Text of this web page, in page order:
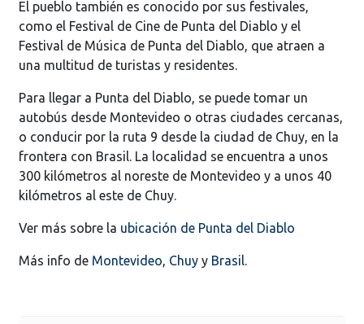
El pueblo también es conocido por sus festivales,
como el Festival de Cine de Punta del Diablo y el
Festival de Música de Punta del Diablo, que atraen a
una multitud de turistas y residentes.
Para llegar a Punta del Diablo, se puede tomar un
autobús desde Montevideo o otras ciudades cercanas,
o conducir por la ruta 9 desde la ciudad de Chuy, en la
frontera con Brasil. La localidad se encuentra a unos
300 kilómetros al noreste de Montevideo y a unos 40
kilómetros al este de Chuy.
Ver más sobre la ubicación de Punta del Diablo
Más info de Montevideo, Chuy y Brasil.